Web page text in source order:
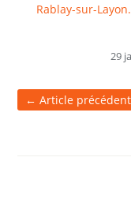
Rablay-sur-
29
←Article précédent